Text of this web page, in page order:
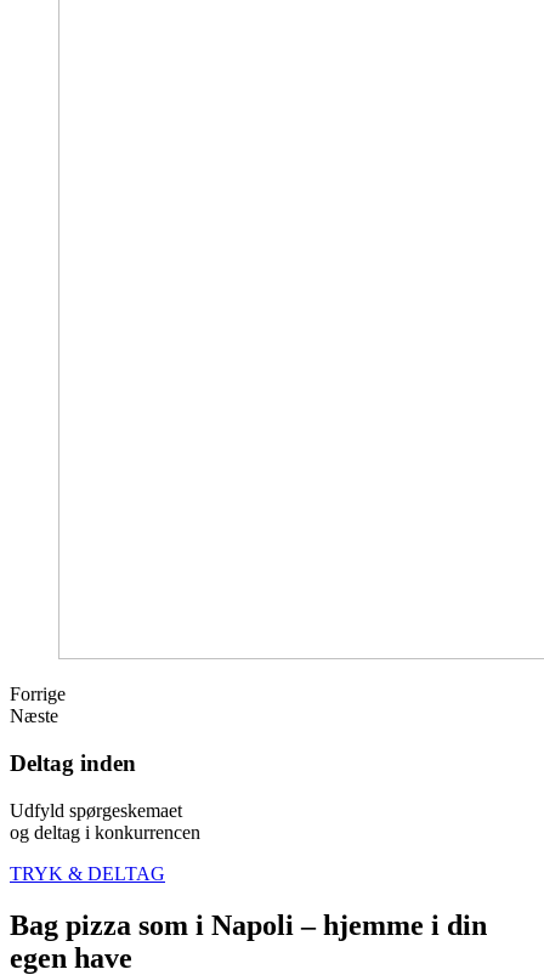
Forrige
Næste
Deltag inden
Udfyld spørgeskemaet
og deltag i konkurrencen
TRYK & DELTAG
Bag pizza som i Napoli – hjemme i din
egen have